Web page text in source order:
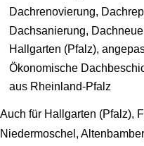
Dachrenovierung,
Dachsanierung,
Hallgarten (Pfalz),
Ökonomische
aus Rheinland-Pfalz
Auch für Hallgarten (Pfalz),
Niedermoschel,